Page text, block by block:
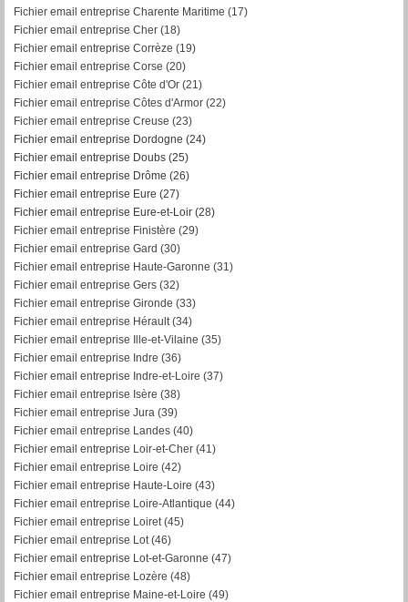
Fichier email entreprise Charente Maritime (17)
Fichier email entreprise Cher (18)
Fichier email entreprise Corrèze (19)
Fichier email entreprise Corse (20)
Fichier email entreprise Côte d'Or (21)
Fichier email entreprise Côtes d'Armor (22)
Fichier email entreprise Creuse (23)
Fichier email entreprise Dordogne (24)
Fichier email entreprise Doubs (25)
Fichier email entreprise Drôme (26)
Fichier email entreprise Eure (27)
Fichier email entreprise Eure-et-Loir (28)
Fichier email entreprise Finistère (29)
Fichier email entreprise Gard (30)
Fichier email entreprise Haute-Garonne (31)
Fichier email entreprise Gers (32)
Fichier email entreprise Gironde (33)
Fichier email entreprise Hérault (34)
Fichier email entreprise Ille-et-Vilaine (35)
Fichier email entreprise Indre (36)
Fichier email entreprise Indre-et-Loire (37)
Fichier email entreprise Isère (38)
Fichier email entreprise Jura (39)
Fichier email entreprise Landes (40)
Fichier email entreprise Loir-et-Cher (41)
Fichier email entreprise Loire (42)
Fichier email entreprise Haute-Loire (43)
Fichier email entreprise Loire-Atlantique (44)
Fichier email entreprise Loiret (45)
Fichier email entreprise Lot (46)
Fichier email entreprise Lot-et-Garonne (47)
Fichier email entreprise Lozère (48)
Fichier email entreprise Maine-et-Loire (49)